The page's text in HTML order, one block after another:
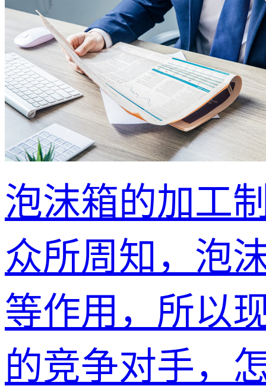
泡沫箱的加工
众所周知，泡
等作用，所以
的竞争对手，